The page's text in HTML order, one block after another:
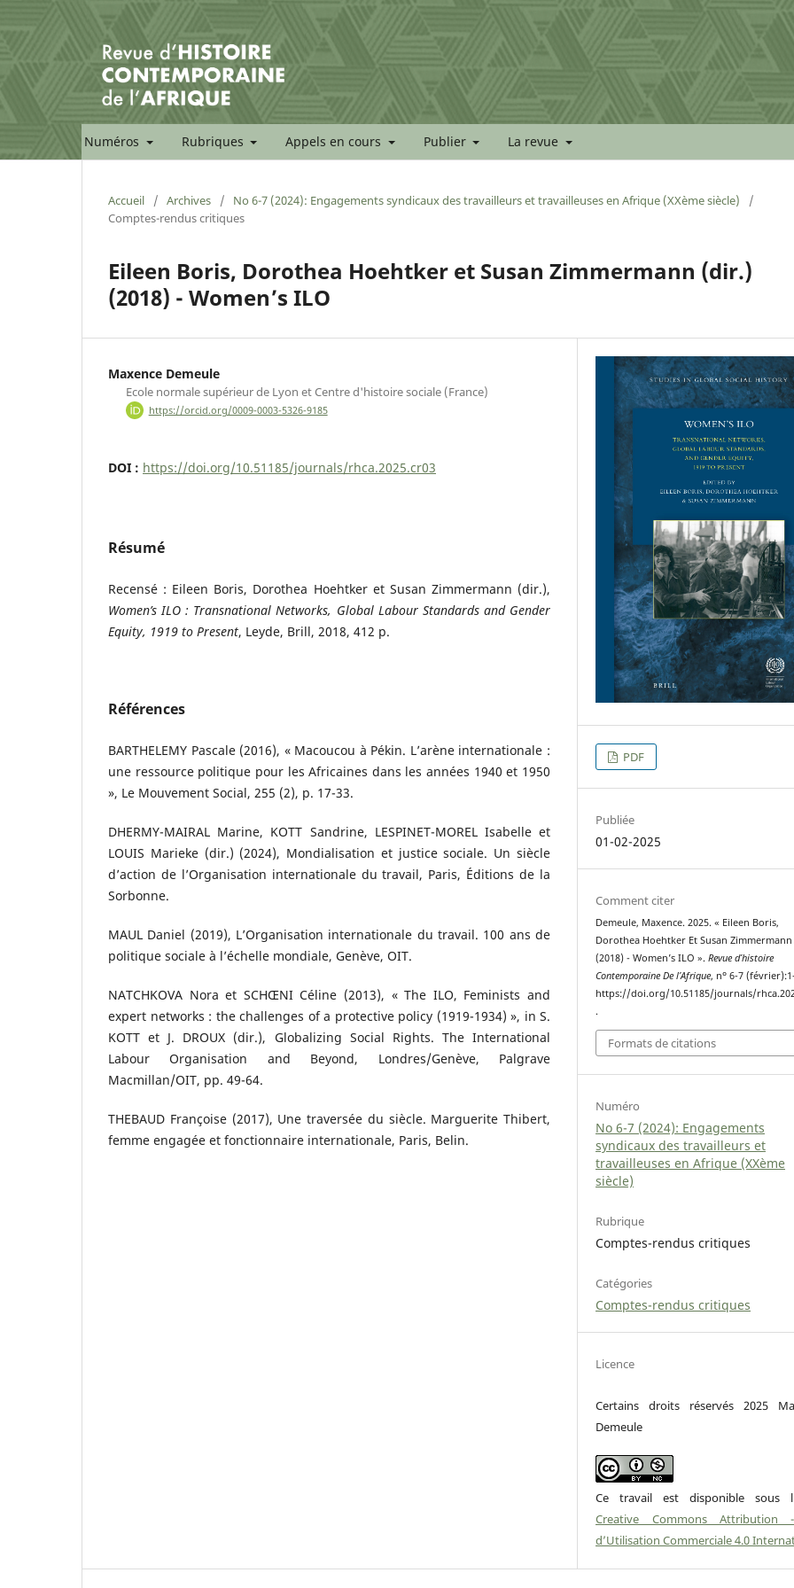
Numéros Rubriques Appels en cours Publier La revue
Accueil / Archives / No 6-7 (2024): Engagements syndicaux des travailleurs et travailleuses en Afrique (XXème siècle)
/
Comptes-rendus critiques
Eileen Boris, Dorothea Hoehtker et Susan Zimmermann (dir.)
(2018) - Women’s ILO
Maxence Demeule
Ecole normale supérieur de Lyon et Centre d'histoire sociale (France)
https://orcid.org/0009-0003-5326-9185
DOI : https://doi.org/10.51185/journals/rhca.2025.cr03
Résumé
Recensé : Eileen Boris, Dorothea Hoehtker et Susan Zimmermann (dir.),
Women’s ILO : Transnational Networks, Global Labour Standards and Gender
Equity, 1919 to Present, Leyde, Brill, 2018, 412 p.
Références
BARTHELEMY Pascale (2016), « Macoucou à Pékin. L’arène internationale :
une ressource politique pour les Africaines dans les années 1940 et 1950
», Le Mouvement Social, 255 (2), p. 17-33.
DHERMY-MAIRAL Marine, KOTT Sandrine, LESPINET-MOREL Isabelle et
LOUIS Marieke (dir.) (2024), Mondialisation et justice sociale. Un siècle
d’action de l’Organisation internationale du travail, Paris, Éditions de la
Sorbonne.
MAUL Daniel (2019), L’Organisation internationale du travail. 100 ans de
politique sociale à l’échelle mondiale, Genève, OIT.
NATCHKOVA Nora et SCHŒNI Céline (2013), « The ILO, Feminists and
expert networks : the challenges of a protective policy (1919-1934) », in S.
KOTT et J. DROUX (dir.), Globalizing Social Rights. The International
Labour Organisation and Beyond, Londres/Genève, Palgrave
Macmillan/OIT, pp. 49-64.
THEBAUD Françoise (2017), Une traversée du siècle. Marguerite Thibert,
femme engagée et fonctionnaire internationale, Paris, Belin.
PDF
Publiée
01-02-2025
Comment citer
Demeule, Maxence. 2025. « Eileen Boris,
Dorothea Hoehtker Et Susan
(2018) - Women’s ILO ».Revue d’histoire
Contemporaine De l’Afrique, nᵒ 6-7
https://doi.org/10.51185/journals/
.
Formats de citations
Numéro
No 6-7 (2024): Engagements
syndicaux des travailleurs et
travailleuses en Afrique (XXème
siècle)
Rubrique
Comptes-rendus critiques
Catégories
Comptes-rendus critiques
Licence
Certains droits réservés 2025
Demeule
Ce travail est disponible sous
Creative Commons Attribution
d’Utilisation Commerciale 4.0